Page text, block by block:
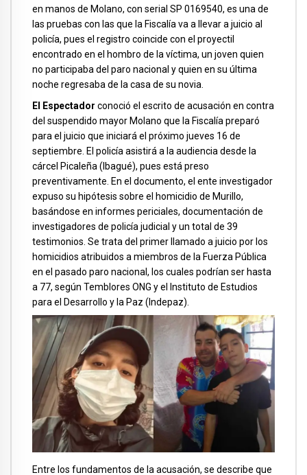
en manos de Molano, con serial SP 0169540, es una de
las pruebas con las que la Fiscalía va a llevar a juicio al
policía, pues el registro coincide con el proyectil
encontrado en el hombro de la víctima, un joven quien
no participaba del paro nacional y quien en su última
noche regresaba de la casa de su novia.
El Espectador conoció el escrito de acusación en contra
del suspendido mayor Molano que la Fiscalía preparó
para el juicio que iniciará el próximo jueves 16 de
septiembre. El policía asistirá a la audiencia desde la
cárcel Picaleña (Ibagué), pues está preso
preventivamente. En el documento, el ente investigador
expuso su hipótesis sobre el homicidio de Murillo,
basándose en informes periciales, documentación de
investigadores de policía judicial y un total de 39
testimonios. Se trata del primer llamado a juicio por los
homicidios atribuidos a miembros de la Fuerza Pública
en el pasado paro nacional, los cuales podrían ser hasta
a 77, según Temblores ONG y el Instituto de Estudios
para el Desarrollo y la Paz (Indepaz).
Entre los fundamentos de la acusación, se describe que